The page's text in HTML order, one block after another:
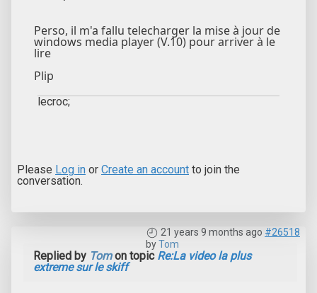
Perso, il m'a fallu telecharger la mise à jour de
windows media player (V.10) pour arriver à le
lire
Plip
lecroc;
Please Log in or Create an account to join the
conversation.
21 years 9 months ago #26518
byTom
Replied by Tomon topic Re:La video la plus
extreme sur le skiff